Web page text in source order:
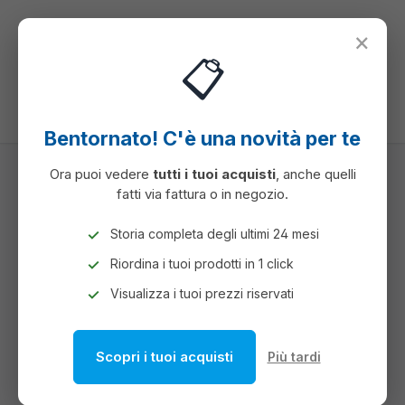
principale
VISUAL E COMUNICAZIONE
BACHECHE ESPOSITIVE
×
📋
Bentornato! C'è una novità per te
Ora puoi vedere tutti i tuoi acquisti, anche quelli
fatti via fattura o in negozio.
Storia completa degli ultimi 24 mesi
Riordina i tuoi prodotti in 1 click
Visualizza i tuoi prezzi riservati
Scopri i tuoi acquisti Più tardi